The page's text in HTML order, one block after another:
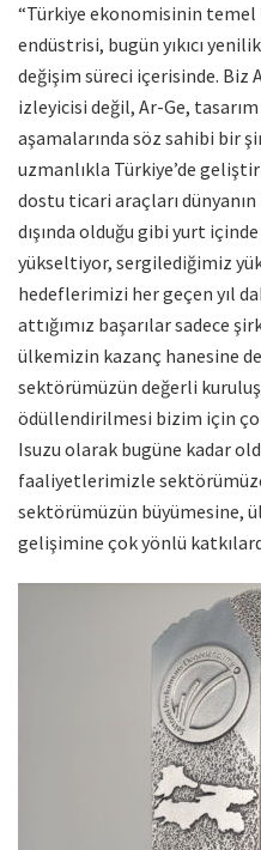
“Türkiye ekonomisinin
endüstrisi, bugün yıkıcı
değişim süreci içerisinde. Biz
izleyicisi değil, Ar-Ge,
aşamalarında söz sahibi bir
uzmanlıkla Türkiye’de
dostu ticari araçları
dışında olduğu gibi yurt
yükseltiyor, sergilediğimiz
hedeflerimizi her geçen yıl
attığımız başarılar sadece
ülkemizin kazanç hanesine de
sektörümüzün değerli
ödüllendirilmesi bizim için
Isuzu olarak bugüne kadar
faaliyetlerimizle
sektörümüzün büyümesine,
gelişimine çok yönlü